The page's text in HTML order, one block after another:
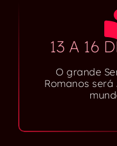
13 A 16
O grande
Romanos